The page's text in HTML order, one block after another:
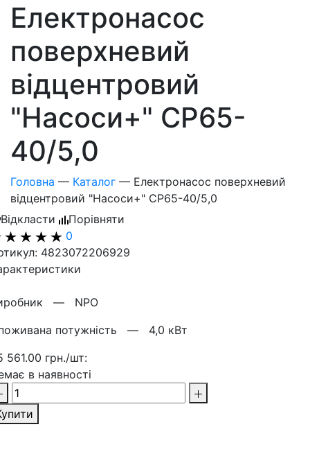
Електронасос
поверхневий
відцентровий
"Насоси+" СP65-
40/5,0
Головна — Каталог — Електронасос поверхневий
відцентровий "Насоси+" СP65-40/5,0
Відкласти
Порівняти
0
4823072206929
— NPO
потужність — 4,0 кВт
561.00 грн./шт:
в наявності